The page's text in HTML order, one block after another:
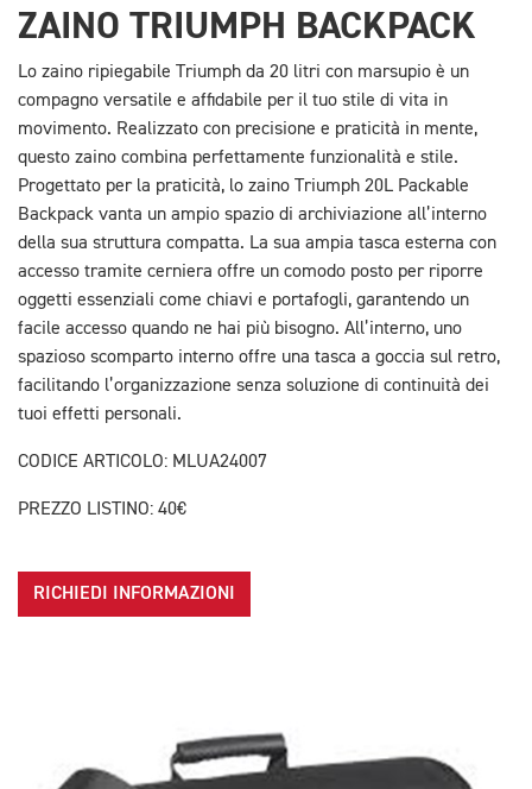
ZAINO TRIUMPH BACKPACK
Lo zaino ripiegabile Triumph da 20 litri con marsupio è un
compagno versatile e affidabile per il tuo stile di vita in
movimento. Realizzato con precisione e praticità in mente,
questo zaino combina perfettamente funzionalità e stile.
Progettato per la praticità, lo zaino Triumph 20L Packable
Backpack vanta un ampio spazio di archiviazione all’interno
della sua struttura compatta. La sua ampia tasca esterna con
accesso tramite cerniera offre un comodo posto per riporre
oggetti essenziali come chiavi e portafogli, garantendo un
facile accesso quando ne hai più bisogno. All’interno, uno
spazioso scomparto interno offre una tasca a goccia sul retro,
facilitando l’organizzazione senza soluzione di continuità dei
tuoi effetti personali.
CODICE ARTICOLO: MLUA24007
PREZZO LISTINO: 40€
RICHIEDI INFORMAZIONI